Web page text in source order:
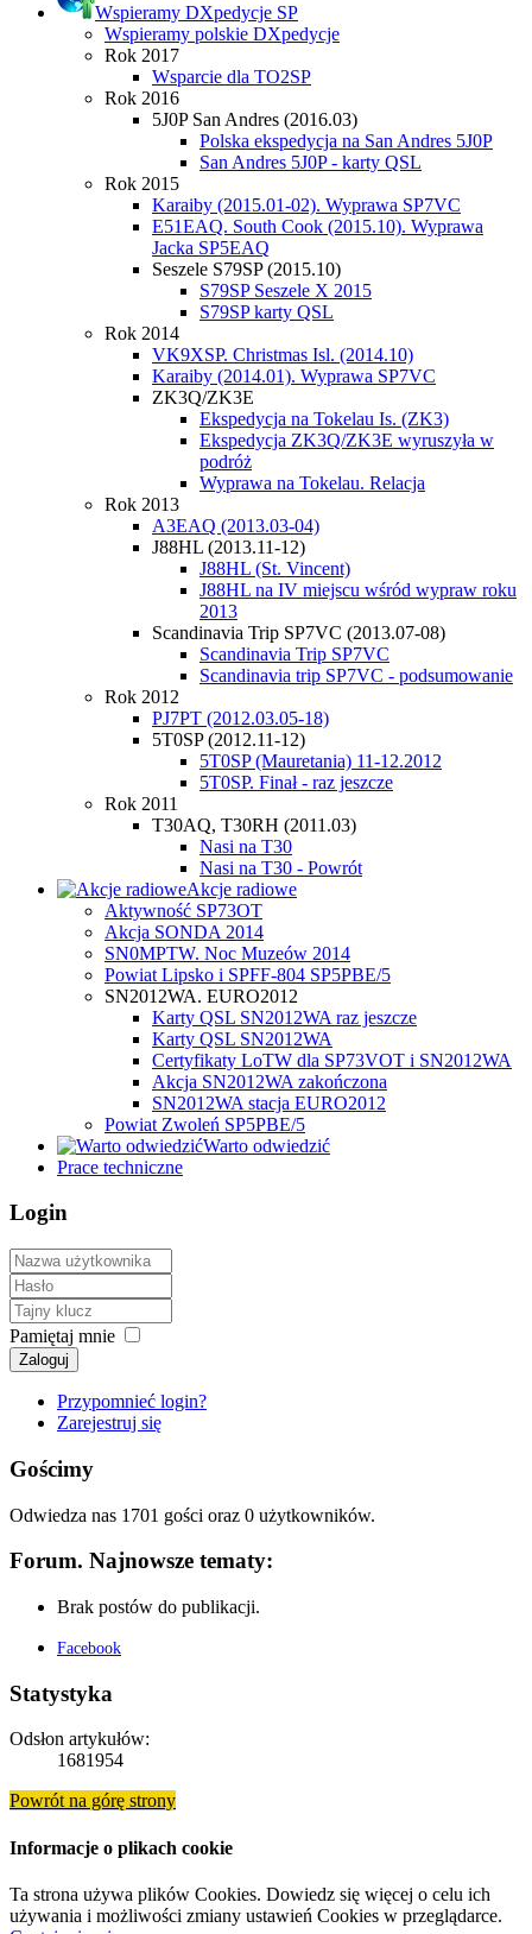
Wspieramy DXpedycje SP
Wspieramy polskie DXpedycje
Rok 2017
Wsparcie dla TO2SP
Rok 2016
5J0P San Andres (2016.03)
Polska ekspedycja na San Andres 5J0P
San Andres 5J0P - karty QSL
Rok 2015
Karaiby (2015.01-02). Wyprawa SP7VC
E51EAQ. South Cook (2015.10). Wyprawa
Jacka SP5EAQ
Seszele S79SP (2015.10)
S79SP Seszele X 2015
S79SP karty QSL
Rok 2014
VK9XSP. Christmas Isl. (2014.10)
Karaiby (2014.01). Wyprawa SP7VC
ZK3Q/ZK3E
Ekspedycja na Tokelau Is. (ZK3)
Ekspedycja ZK3Q/ZK3E wyruszyła w
podróż
Wyprawa na Tokelau. Relacja
Rok 2013
A3EAQ (2013.03-04)
J88HL (2013.11-12)
J88HL (St. Vincent)
J88HL na IV miejscu wśród wypraw roku
2013
Scandinavia Trip SP7VC (2013.07-08)
Scandinavia Trip SP7VC
Scandinavia trip SP7VC - podsumowanie
Rok 2012
PJ7PT (2012.03.05-18)
5T0SP (2012.11-12)
5T0SP (Mauretania) 11-12.2012
5T0SP. Finał - raz jeszcze
Rok 2011
T30AQ, T30RH (2011.03)
Nasi na T30
Nasi na T30 - Powrót
Akcje radiowe
Aktywność SP73OT
Akcja SONDA 2014
SN0MPTW. Noc Muzeów 2014
Powiat Lipsko i SPFF-804 SP5PBE/5
SN2012WA. EURO2012
Karty QSL SN2012WA raz jeszcze
Karty QSL SN2012WA
Certyfikaty LoTW dla SP73VOT i SN2012WA
Akcja SN2012WA zakończona
SN2012WA stacja EURO2012
Powiat Zwoleń SP5PBE/5
Warto odwiedzić
Prace techniczne
Login
Pamiętaj mnie
Zaloguj
Przypomnieć login?
Zarejestruj się
Gościmy
Odwiedza nas 1701 gości oraz 0 użytkowników.
Forum. Najnowsze tematy:
Brak postów do publikacji.
Facebook
Statystyka
Odsłon artykułów:
1681954
Powrót na górę strony
Informacje o plikach cookie
Ta strona używa plików Cookies. Dowiedz się więcej o celu ich
używania i możliwości zmiany ustawień Cookies w przeglądarce.